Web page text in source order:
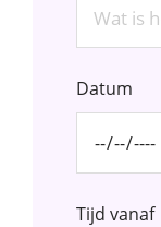
Datum
Tijd vanaf